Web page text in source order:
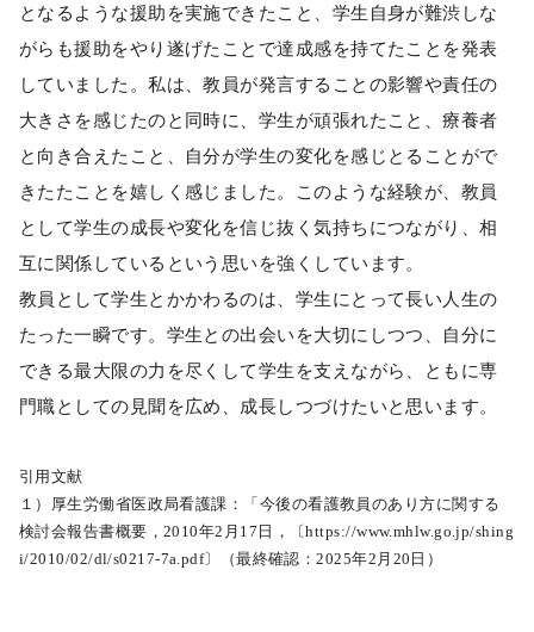
となるような援助を実施できたこと、学生自身が難渋しな
がらも援助をやり遂げたことで達成感を持てたことを発表
していました。私は、教員が発言することの影響や責任の
大きさを感じたのと同時に、学生が頑張れたこと、療養者
と向き合えたこと、自分が学生の変化を感じとることがで
きたたことを嬉しく感じました。このような経験が、教員
として学生の成長や変化を信じ抜く気持ちにつながり、相
互に関係しているという思いを強くしています。
教員として学生とかかわるのは、学生にとって長い人生の
たった一瞬です。学生との出会いを大切にしつつ、自分に
できる最大限の力を尽くして学生を支えながら、ともに専
門職としての見聞を広め、成長しつづけたいと思います。
引用文献
１）厚生労働省医政局看護課：「今後の看護教員のあり方に関する
検討会報告書概要，2010年2月17日，〔https://www.mhlw.go.jp/shing
i/2010/02/dl/s0217-7a.pdf〕（最終確認：2025年2月20日）